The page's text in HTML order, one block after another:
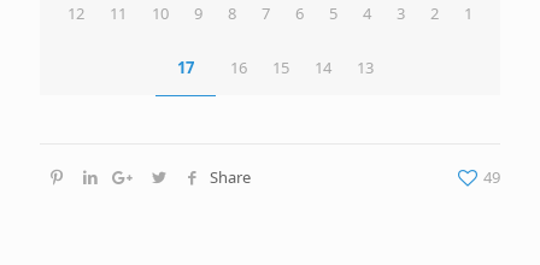
1
2
3
4
5
6
7
8
9
10
11
12
13
14
15
16
17
Share 49